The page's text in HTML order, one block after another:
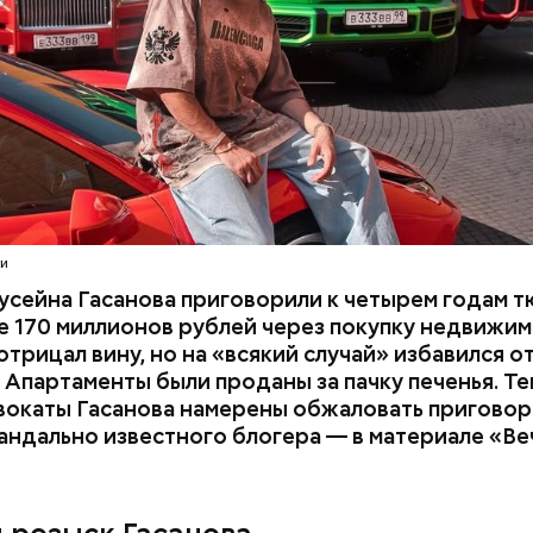
Гасанова приговорили к четырем годам
170 миллионов рублей через покупку
вину, но на «всякий случай» избавился
были проданы за пачку печенья.
Гасанова намерены обжаловать
известного блогера — в материале
расследование. В квартире потерпевших
видеонаблюдения. На записи попал 25-
Артем Миссюра, который тайно приходил в
и подсыпал им в еду химикаты. Также
младшая сестра.